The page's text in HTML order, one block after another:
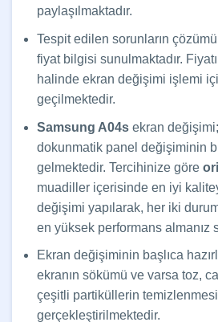
paylaşılmaktadır.
Tespit edilen sorunların
fiyat bilgisi sunulmaktadır.
halinde ekran değişimi işlemi
geçilmektedir.
Samsung A04s ekran
dokunmatik panel değişiminin
gelmektedir. Tercihinize göre
muadiller içerisinde en iyi
değişimi yapılarak, her iki
en yüksek performans almanız
Ekran değişiminin başlıca
ekranın sökümü ve varsa toz,
çeşitli partiküllerin
gerçekleştirilmektedir.